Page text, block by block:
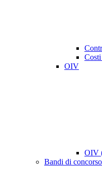
OIV
OIV
Bandi di concorso